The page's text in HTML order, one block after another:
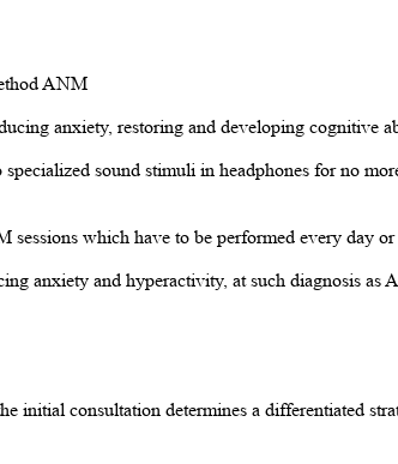
ANM
anxiety, restoring and developing cognitive
sound stimuli in headphones for no
which have to be performed every day or
anxiety and hyperactivity, at such diagnosis
initial consultation determines a differentiated